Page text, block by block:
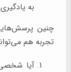
به
چنین
تجربه هم